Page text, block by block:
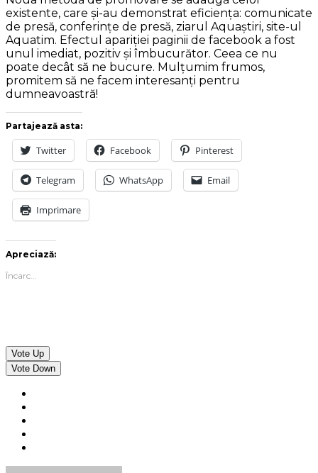
existente, care şi-au demonstrat eficienţa: comunicate
de presă, conferinţe de presă, ziarul Aquaştiri, site-ul
Aquatim. Efectul apariţiei paginii de facebook a fost
unul imediat, pozitiv şi îmbucurător. Ceea ce nu
poate decât să ne bucure. Mulţumim frumos,
promitem să ne facem interesanţi pentru
dumneavoastră!
Partajează asta:
Twitter Facebook Pinterest
Telegram WhatsApp Email
Imprimare
Apreciază:
Încarc...
Vote Up
Vote Down